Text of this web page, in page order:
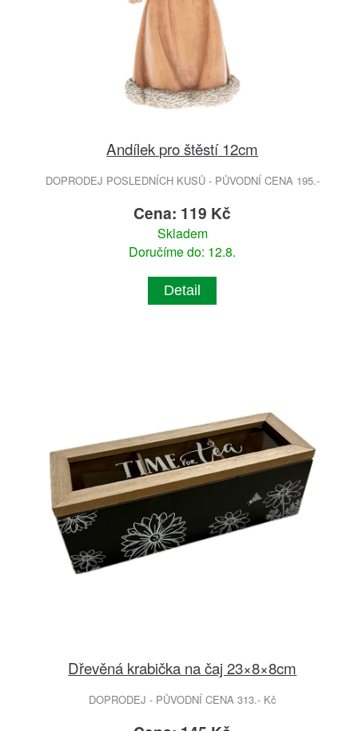
Andílek pro štěstí 12cm
DOPRODEJ POSLEDNÍCH KUSŮ - PŮVODNÍ CENA 195.-
Cena: 119 Kč
Skladem
Doručíme do: 12.8.
Detail
Dřevěná krabička na čaj 23×8×8cm
DOPRODEJ - PŮVODNÍ CENA 313.- Kč